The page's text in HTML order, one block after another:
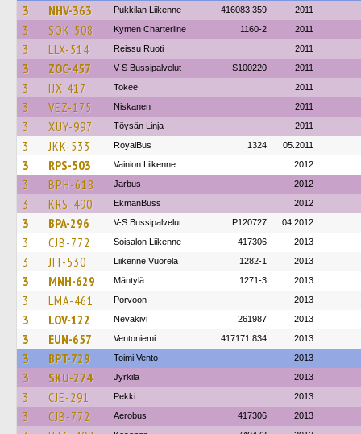
3 NHV-363 Pukkilan Liikenne 416083 359 2011
3 SOK-508 Kymen Charterline 1160-2 2011
3 LLX-514 Reissu Ruoti 2011
3 ZOC-457 V-S Bussipalvelut S100220 2011
3 IJX-417 Tokee 2011
3 VEZ-175 Niskanen 2011
3 XUY-997 Töysän Linja 2011
3 JKK-533 RoyalBus 1324 05.2011
3 RPS-503 Vainion Liikenne 2012
3 BPH-618 Jarbus 2012
3 KRS-490 EkmanBuss 2012
3 BPA-296 V-S Bussipalvelut P120727 04.2012
3 CJB-772 Soisalon Liikenne 417306 2013
3 JIT-530 Liikenne Vuorela 1282-1 2013
3 MNH-629 Mäntylä 1271-3 2013
3 LMA-461 Porvoon 2013
3 LOV-122 Nevakivi 261987 2013
3 EUN-657 Ventoniemi 417171 834 2013
3 BPT-729 Toimi Vento 2013
3 SKU-274 Jyrkilä 2013
3 CJE-291 Pekki 2013
3 CJB-772 Aerobus 417306 2013